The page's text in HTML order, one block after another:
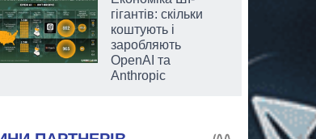
гігантів: скільки
коштують і
заробляють
OpenAI та
Anthropic